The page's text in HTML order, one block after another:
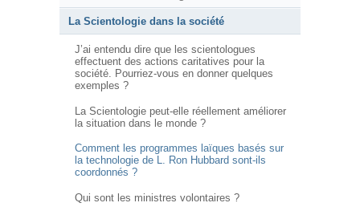
La Scientologie dans la société
J’ai entendu dire que les scientologues
effectuent des actions caritatives pour la
société. Pourriez-vous en donner quelques
exemples ?
La Scientologie peut-elle réellement améliorer
la situation dans le monde ?
Comment les programmes laïques basés sur
la technologie de L. Ron Hubbard sont-ils
coordonnés ?
Qui sont les ministres volontaires ?